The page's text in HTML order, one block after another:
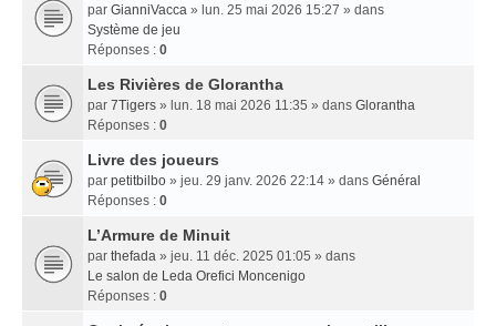
par GianniVacca » lun. 25 mai 2026 15:27 » dans
Système de jeu
Réponses : 0
Les Rivières de Glorantha
par 7Tigers » lun. 18 mai 2026 11:35 » dans Glorantha
Réponses : 0
Livre des joueurs
par petitbilbo » jeu. 29 janv. 2026 22:14 » dans Général
Réponses : 0
L’Armure de Minuit
par thefada » jeu. 11 déc. 2025 01:05 » dans
Le salon de Leda Orefici Moncenigo
Réponses : 0